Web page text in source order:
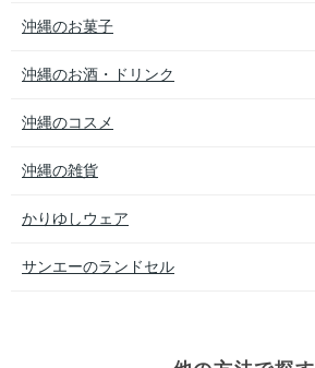
沖縄のお菓子
沖縄のお酒・ドリンク
沖縄のコスメ
沖縄の雑貨
かりゆしウェア
サンエーのランドセル